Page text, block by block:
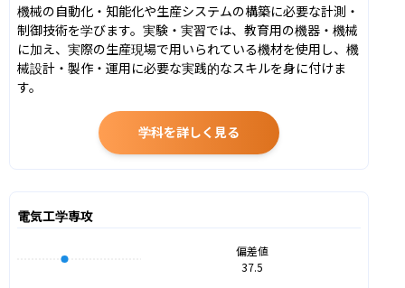
機械の自動化・知能化や生産システムの構築に必要な計測・
制御技術を学びます。実験・実習では、教育用の機器・機械
に加え、実際の生産現場で用いられている機材を使用し、機
械設計・製作・運用に必要な実践的なスキルを身に付けま
す。
学科を詳しく見る
電気工学専攻
偏差値
37.5